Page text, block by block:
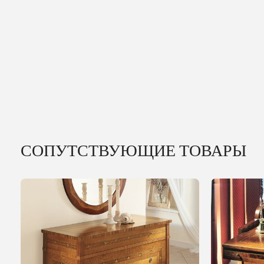
СОПУТСТВУЮЩИЕ ТОВАРЫ